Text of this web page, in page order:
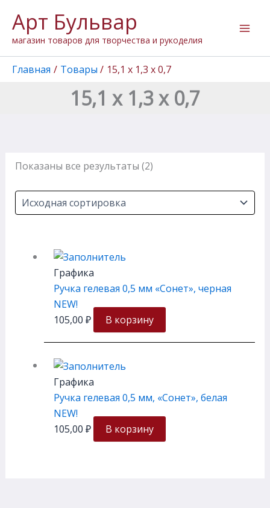
содержимому
Арт Бульвар
магазин товаров для творчества и рукоделия
Главная Товары 15,1 х 1,3 х 0,7
15,1 х 1,3 х 0,7
Показаны все результаты (2)
Графика
Ручка гелевая 0,5 мм «Сонет», черная
NEW!
105,00 ₽ В корзину
Графика
Ручка гелевая 0,5 мм, «Сонет», белая
NEW!
105,00 ₽ В корзину